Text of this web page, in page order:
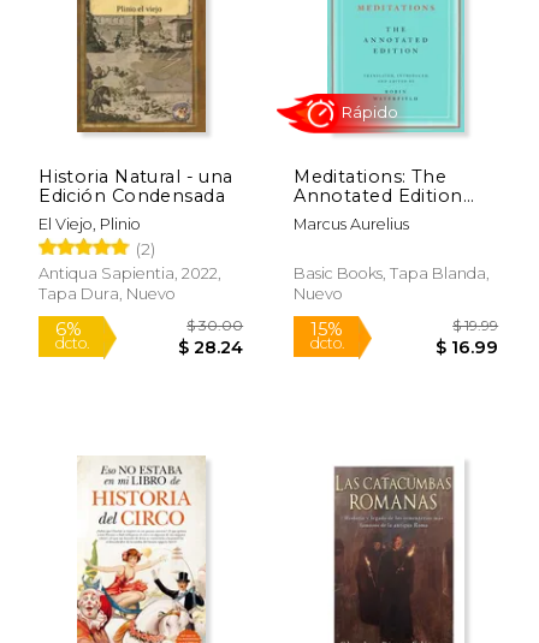
50%
dcto. $ 26.89
12%
dcto.
Historia Natural - una
Edición Condensada
El Viejo, Plinio
(2)
Antiqua Sapientia, 2022,
Tapa Dura, Nuevo
Meditations: The
Annotated Edition
(en Inglés)
Marcus Aurelius
Basic Books, Tapa Blanda,
Nuevo